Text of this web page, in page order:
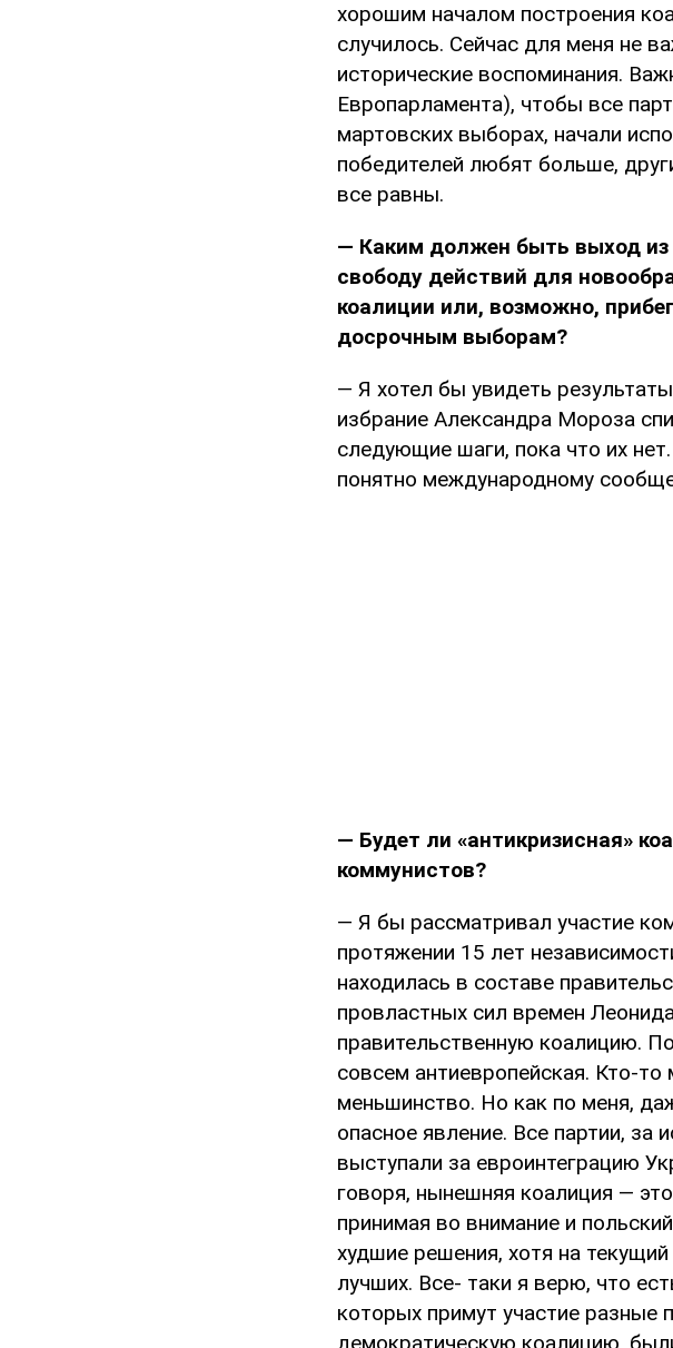
хорошим началом построения
случилось. Сейчас для меня не
исторические воспоминания.
Европарламента), чтобы все
мартовских выборах, начали
победителей любят больше,
все равны.
— Каким должен быть выход
свободу действий для
коалиции или, возможно,
досрочным выборам?
— Я хотел бы увидеть
избрание Александра Мороза
следующие шаги, пока что их
понятно международному
— Будет ли «антикризисная»
коммунистов?
— Я бы рассматривал участие
протяжении 15 лет
находилась в составе
провластных сил времен
правительственную коалицию.
совсем антиевропейская. Кто-
меньшинство. Но как по меня,
опасное явление. Все партии,
выступали за евроинтеграцию
говоря, нынешняя коалиция —
принимая во внимание и
худшие решения, хотя на
лучших. Все- таки я верю, что
которых примут участие разные